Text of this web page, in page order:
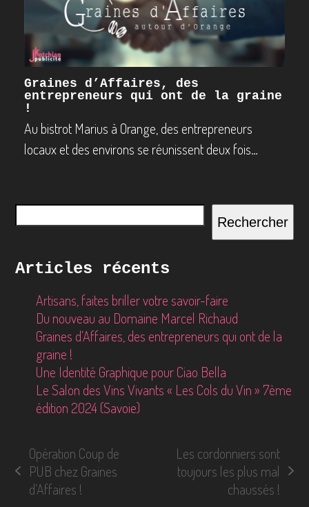
Graines d’Affaires, des
entrepreneurs qui ont de la graine
!
Au bistrot Marius à Orange, des entrepreneurs
locaux et des environs se réunissent deux fois…
Rechercher
Articles récents
Artisans, faites briller votre savoir-faire
Du nouveau au Domaine Marcel Richaud
Graines d’Affaires, des entrepreneurs qui ont de la
graine !
Une Identité Graphique pour Ciao Bella
Le Salon des Vins Vivants « Les Cols du Vin » 7ème
édition 2024 (Savoie)
previous
post:
Opération Coup de
PUB chez Graines
d’Affaires !
Les cordonniers sont
toujours les plus mal
chaussés !